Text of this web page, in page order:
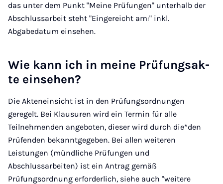
das unter dem Punkt "Meine Prüfungen" unterhalb der
Abschlussarbeit steht "Eingereicht am:" inkl.
Abgabedatum einsehen.
Wie kann ich in mei­ne Prü­fungs­ak­
te ein­se­hen?
Die Akteneinsicht ist in den Prüfungsordnungen
geregelt. Bei Klausuren wird ein Termin für alle
Teilnehmenden angeboten, dieser wird durch die*den
Prüfenden bekanntgegeben. Bei allen weiteren
Leistungen (mündliche Prüfungen und
Abschlussarbeiten) ist ein Antrag gemäß
Prüfungsordnung erforderlich, siehe auch "weitere